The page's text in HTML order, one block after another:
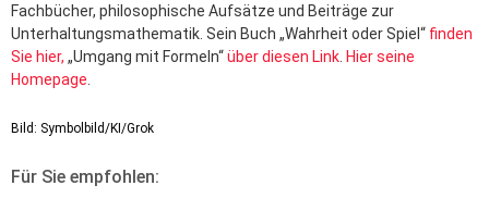
Fachbücher, philosophische Aufsätze und Beiträge zur
Unterhaltungsmathematik. Sein Buch „Wahrheit oder Spiel“ finden
Sie hier, „Umgang mit Formeln“über diesen Link Hier seine
Homepage
Bild: Symbolbild/KI/Grok
Für Sie empfohlen: